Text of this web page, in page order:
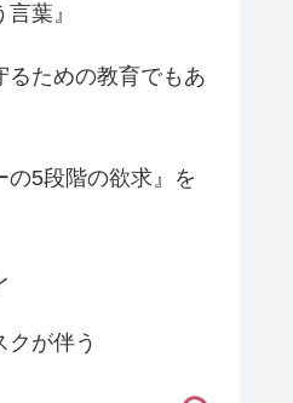
葉』
るための教育でもあ
の5段階の欲求』を
クが伴う